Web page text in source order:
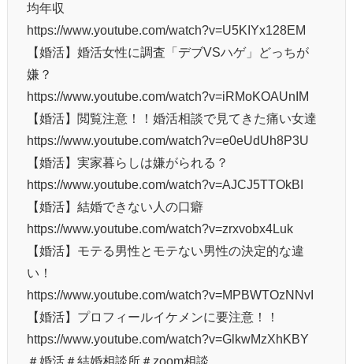
均年収
https://www.youtube.com/watch?v=U5KIYx128EM
【婚活】婚活女性に調査「デブVSハゲ」どっちが
嫌？
https://www.youtube.com/watch?v=iRMoKOAUnIM
【婚活】閲覧注意！！婚活相談で見てきた痛い女達
https://www.youtube.com/watch?v=e0eUdUh8P3U
【婚活】実家暮らしは嫌がられる？
https://www.youtube.com/watch?v=AJCJ5TTOkBI
【婚活】結婚できない人の口癖
https://www.youtube.com/watch?v=zrxvobx4Luk
【婚活】モテる男性とモテない男性の決定的な違
い！
https://www.youtube.com/watch?v=MPBWTOzNNvI
【婚活】プロフィールイケメンに要注意！！
https://www.youtube.com/watch?v=GlkwMzXhKBY
＃婚活＃結婚相談所＃zoom相談